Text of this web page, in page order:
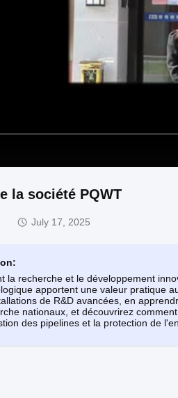
la société PQWT
July 17, 2025
la recherche et le développement
apportent une valeur pratique
de R&D avancées, en
nationaux, et découvrirez
des pipelines et la protection de